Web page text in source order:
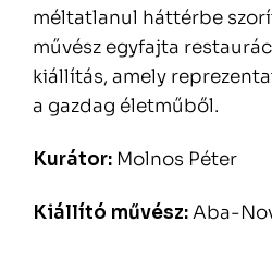
méltatlanul háttérbe
művész egyfajta
kiállítás, amely
a gazdag életműből.
Kurátor: Molnos Péter
Kiállító művész:Aba-